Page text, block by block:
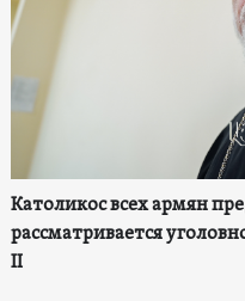
Католикос всех армян
рассматривается
II